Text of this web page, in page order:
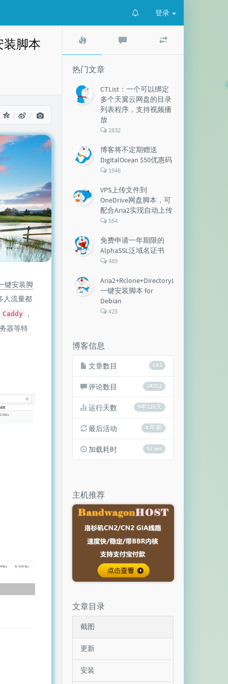
登录
装脚本
键安装脚
人流量都
Caddy
，
器等特
文
章
评
文
热门文章
CTList：一个可以绑定
多个天翼云网盘的目录
列表程序，支持视频播
放
评
数：
2832
博客将不定期赠送
DigitalOcean $50优惠码
评
数：
1046
VPS上传文件到
OneDrive网盘脚本，可
配合Aria2实现自动上传
评
数：
554
免费申请一年期限的
AlphaSSL泛域名证书
评
数：
489
Aria2+Rclone+DirectoryLister+Aria2Ng
一键安装脚本 for
Debian
评
425
博客信息
683
文章数目
24357
评论数目
9年128天
运行天数
4 年前
最后活动
97 ms
加载耗时
主机推荐
文章目录
截图
更新
安装